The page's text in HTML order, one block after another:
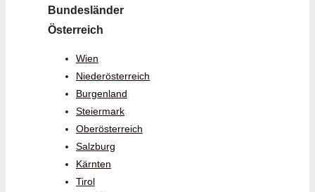
Bundesländer
Österreich
Wien
Niederösterreich
Burgenland
Steiermark
Oberösterreich
Salzburg
Kärnten
Tirol